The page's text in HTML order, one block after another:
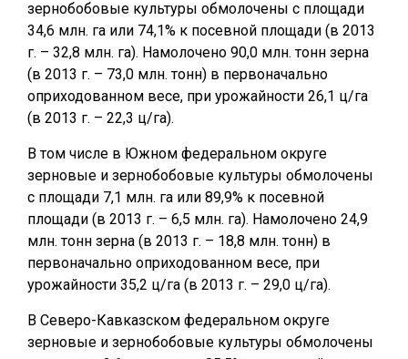
зернобобовые культуры обмолочены с площади
34,6 млн. га или 74,1% к посевной площади (в 2013
г. – 32,8 млн. га). Намолочено 90,0 млн. тонн зерна
(в 2013 г. – 73,0 млн. тонн) в первоначально
оприходованном весе, при урожайности 26,1 ц/га
(в 2013 г. – 22,3 ц/га).
В том числе в Южном федеральном округе
зерновые и зернобобовые культуры обмолочены
с площади 7,1 млн. га или 89,9% к посевной
площади (в 2013 г. – 6,5 млн. га). Намолочено 24,9
млн. тонн зерна (в 2013 г. – 18,8 млн. тонн) в
первоначально оприходованном весе, при
урожайности 35,2 ц/га (в 2013 г. – 29,0 ц/га).
В Северо-Кавказском федеральном округе
зерновые и зернобобовые культуры обмолочены